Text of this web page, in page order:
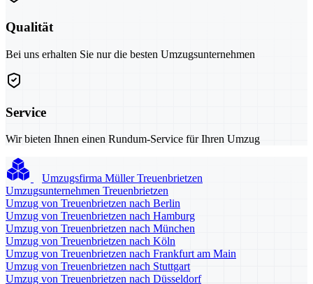
Qualität
Bei uns erhalten Sie nur die besten Umzugsunternehmen
Service
Wir bieten Ihnen einen Rundum-Service für Ihren Umzug
Umzugsfirma Müller Treuenbrietzen
Umzugsunternehmen Treuenbrietzen
Umzug von Treuenbrietzen nach Berlin
Umzug von Treuenbrietzen nach Hamburg
Umzug von Treuenbrietzen nach München
Umzug von Treuenbrietzen nach Köln
Umzug von Treuenbrietzen nach Frankfurt am Main
Umzug von Treuenbrietzen nach Stuttgart
Umzug von Treuenbrietzen nach Düsseldorf